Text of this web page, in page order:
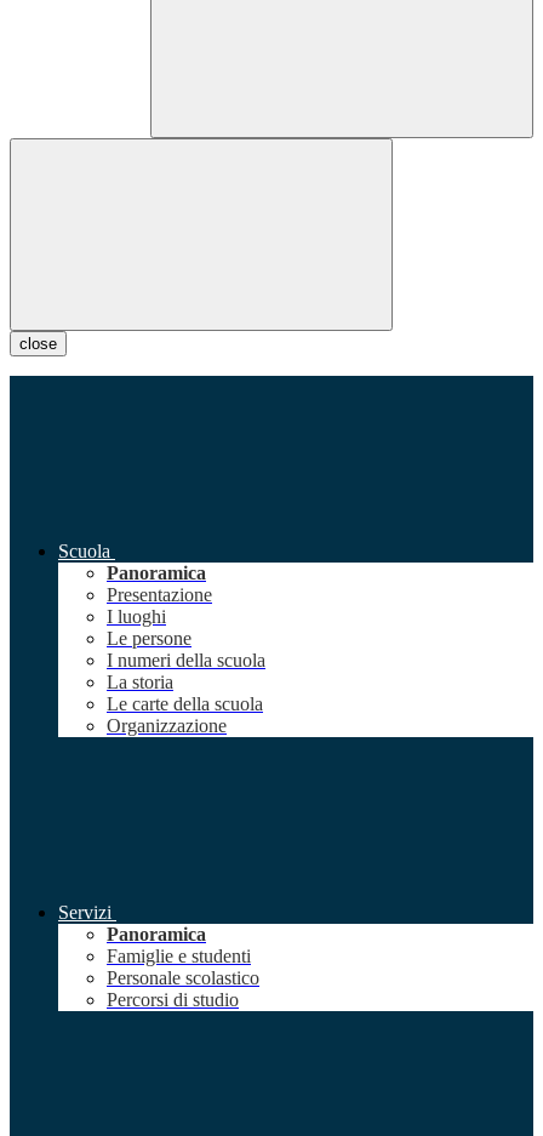
close
Scuola
Panoramica
Presentazione
I luoghi
Le persone
I numeri della scuola
La storia
Le carte della scuola
Organizzazione
Servizi
Panoramica
Famiglie e studenti
Personale scolastico
Percorsi di studio